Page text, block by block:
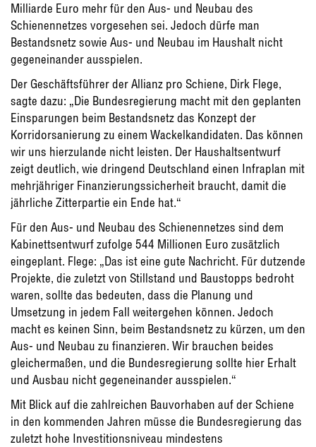
Milliarde Euro mehr für den Aus- und Neubau des
Schienennetzes vorgesehen sei. Jedoch dürfe man
Bestandsnetz sowie Aus- und Neubau im Haushalt nicht
gegeneinander ausspielen.
Der Geschäftsführer der Allianz pro Schiene, Dirk Flege,
sagte dazu: „Die Bundesregierung macht mit den geplanten
Einsparungen beim Bestandsnetz das Konzept der
Korridorsanierung zu einem Wackelkandidaten. Das können
wir uns hierzulande nicht leisten. Der Haushaltsentwurf
zeigt deutlich, wie dringend Deutschland einen Infraplan mit
mehrjähriger Finanzierungssicherheit braucht, damit die
jährliche Zitterpartie ein Ende hat.“
Für den Aus- und Neubau des Schienennetzes sind dem
Kabinettsentwurf zufolge 544 Millionen Euro zusätzlich
eingeplant. Flege: „Das ist eine gute Nachricht. Für dutzende
Projekte, die zuletzt von Stillstand und Baustopps bedroht
waren, sollte das bedeuten, dass die Planung und
Umsetzung in jedem Fall weitergehen können. Jedoch
macht es keinen Sinn, beim Bestandsnetz zu kürzen, um den
Aus- und Neubau zu finanzieren. Wir brauchen beides
gleichermaßen, und die Bundesregierung sollte hier Erhalt
und Ausbau nicht gegeneinander ausspielen.“
Mit Blick auf die zahlreichen Bauvorhaben auf der Schiene
in den kommenden Jahren müsse die Bundesregierung das
zuletzt hohe Investitionsniveau mindestens